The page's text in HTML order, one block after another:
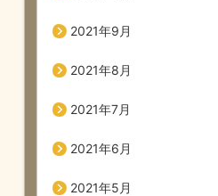
2021年9月
2021年8月
2021年7月
2021年6月
2021年5月